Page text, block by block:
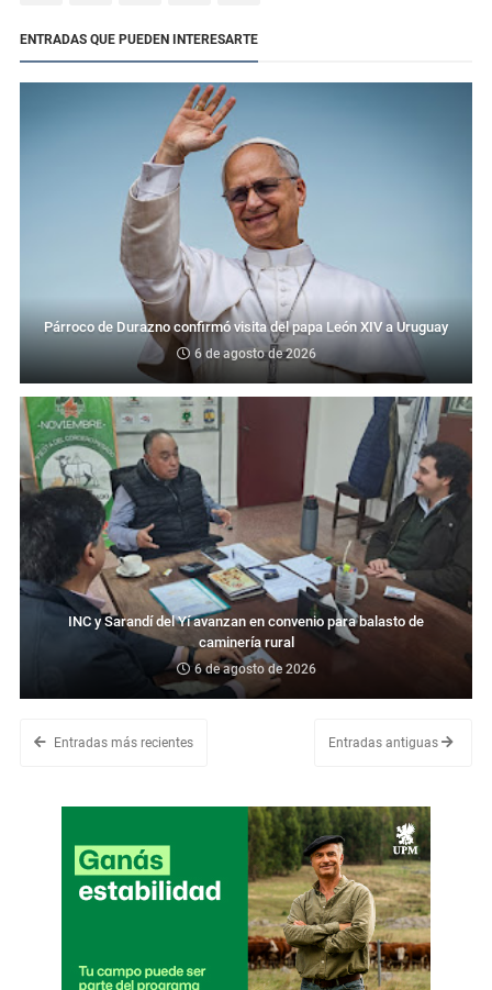
ENTRADAS QUE PUEDEN INTERESARTE
Párroco de Durazno confirmó visita del papa León XIV a Uruguay
6 de agosto de 2026
INC y Sarandí del Yí avanzan en convenio para balasto de
caminería rural
6 de agosto de 2026
Entradas más recientes Entradas antiguas